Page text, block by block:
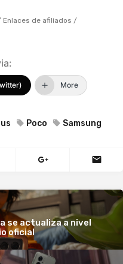
de afiliados /
More
Poco Samsung
se actualiza a nivel
oficial